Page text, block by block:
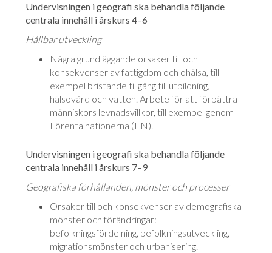
Undervisningen i geografi ska behandla följande
centrala innehåll i årskurs 4–6
Hållbar utveckling
Några grundläggande orsaker till och
konsekvenser av fattigdom och ohälsa, till
exempel bristande tillgång till utbildning,
hälsovård och vatten. Arbete för att förbättra
människors levnadsvillkor, till exempel genom
Förenta nationerna (FN).
Undervisningen i geografi ska behandla följande
centrala innehåll i årskurs 7–9
Geografiska förhållanden, mönster och processer
Orsaker till och konsekvenser av demografiska
mönster och förändringar:
befolkningsfördelning, befolkningsutveckling,
migrationsmönster och urbanisering.